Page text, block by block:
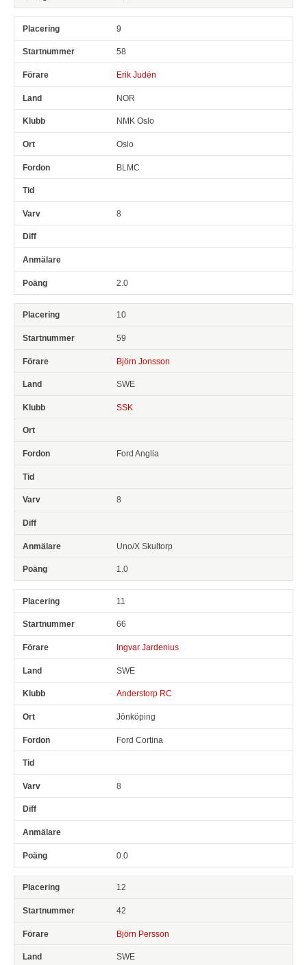
9
58
Erik Judén
NOR
NMK Oslo
Oslo
BLMC
8
2.0
10
59
Björn Jonsson
SWE
SSK
Ford Anglia
8
Uno/X Skultorp
1.0
11
66
Ingvar Jardenius
SWE
Anderstorp RC
Jönköping
Ford Cortina
8
0.0
12
42
Björn Persson
SWE